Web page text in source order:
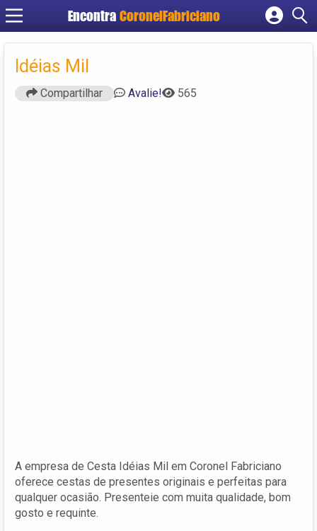
Encontra CoronelFabriciano
Cadastrar empresa
Idéias Mil
Compartilhar Avalie! 565
A empresa de Cesta Idéias Mil em Coronel Fabriciano
oferece cestas de presentes originais e perfeitas para
qualquer ocasião. Presenteie com muita qualidade, bom
gosto e requinte.